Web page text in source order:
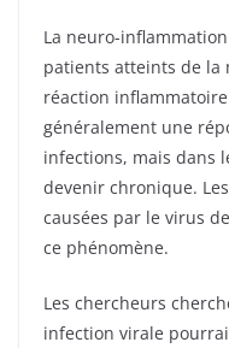
La neuro-
patients atteints de la
réaction
généralement une
infections, mais dans
devenir chronique.
causées par le virus
ce phénomène.
Les chercheurs
infection virale